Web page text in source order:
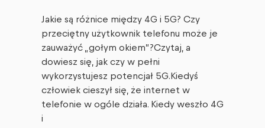
Jakie są różnice między 4G i 5G? Czy
przeciętny użytkownik telefonu może je
zauważyć „gołym okiem”?Czytaj, a
dowiesz się, jak czy w pełni
wykorzystujesz potencjał 5G.Kiedyś
człowiek cieszył się, że internet w
telefonie w ogóle działa. Kiedy weszło 4G
i